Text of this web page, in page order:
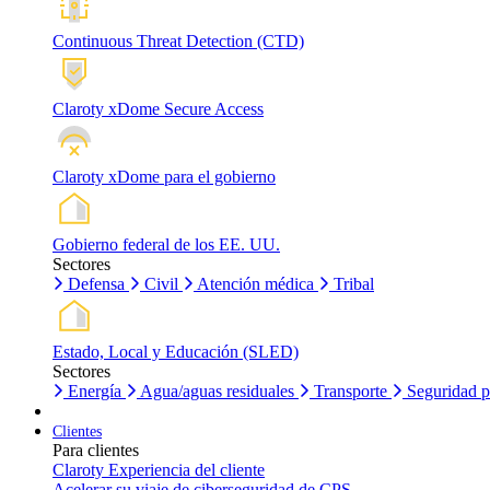
Continuous Threat Detection (CTD)
Claroty xDome Secure Access
Claroty xDome para el gobierno
Gobierno federal de los EE. UU.
Sectores
Defensa
Civil Atención médica Tribal
Estado, Local y Educación (SLED)
Sectores
Energía
Agua/aguas residuales Transporte Seguridad
Clientes
Para clientes
Claroty Experiencia del cliente